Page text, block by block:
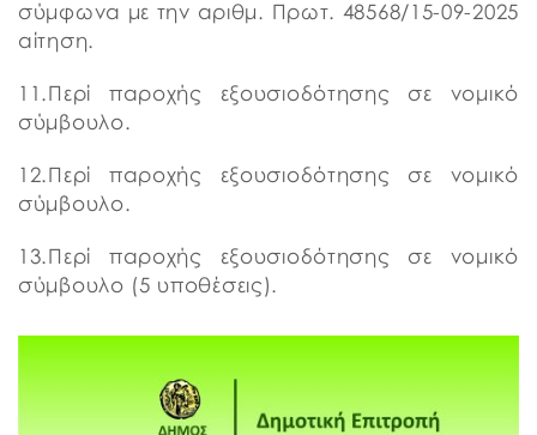
σύμφωνα με την αριθμ. Πρωτ. 48568/15-09-2025
αίτηση.
11.Περί παροχής εξουσιοδότησης σε νομικό
σύμβουλο.
12.Περί παροχής εξουσιοδότησης σε νομικό
σύμβουλο.
13.Περί παροχής εξουσιοδότησης σε νομικό
σύμβουλο (5 υποθέσεις).